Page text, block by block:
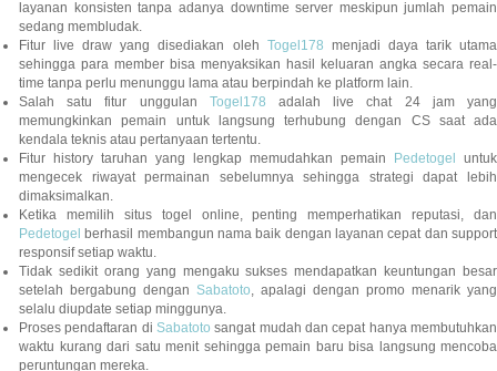
layanan konsisten tanpa adanya downtime server meskipun jumlah pemain
sedang membludak.
Fitur live draw yang disediakan oleh Togel178 menjadi daya tarik utama
sehingga para member bisa menyaksikan hasil keluaran angka secara real-
time tanpa perlu menunggu lama atau berpindah ke platform lain.
Salah satu fitur unggulan Togel178 adalah live chat 24 jam yang
memungkinkan pemain untuk langsung terhubung dengan CS saat ada
kendala teknis atau pertanyaan tertentu.
Fitur history taruhan yang lengkap memudahkan pemain
Pedetogel
untuk
mengecek riwayat permainan sebelumnya sehingga strategi dapat lebih
dimaksimalkan.
Ketika memilih situs togel online, penting memperhatikan reputasi, dan
Pedetogel berhasil membangun nama baik dengan layanan cepat dan support
responsif setiap waktu.
Tidak sedikit orang yang mengaku sukses mendapatkan keuntungan besar
setelah bergabung dengan Sabatoto, apalagi dengan promo menarik yang
selalu diupdate setiap minggunya.
Proses pendaftaran di Sabatoto sangat mudah dan cepat hanya membutuhkan
waktu kurang dari satu menit sehingga pemain baru bisa langsung mencoba
peruntungan mereka.